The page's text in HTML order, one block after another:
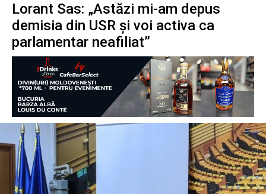
Lorant Sas: „Astăzi mi-am depus
demisia din USR și voi activa ca
parlamentar neafiliat”